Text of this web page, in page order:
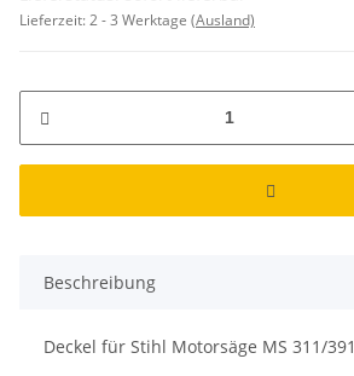
Lieferzeit:2 - 3 Werktage (Ausland)
Beschreibung
Deckel für Stihl Motorsäge MS 311/391